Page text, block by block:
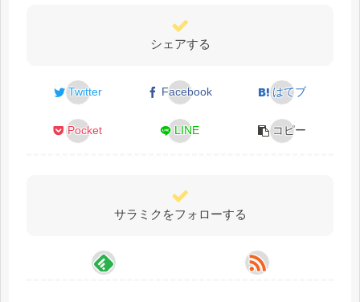
シェアする
Twitter Facebook はてブ
Pocket LINE コピー
サラミクをフォローする